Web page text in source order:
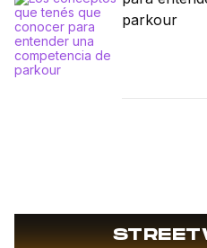
parkour